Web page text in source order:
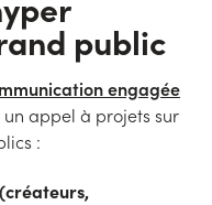
public
engagée
appel à projets sur
: